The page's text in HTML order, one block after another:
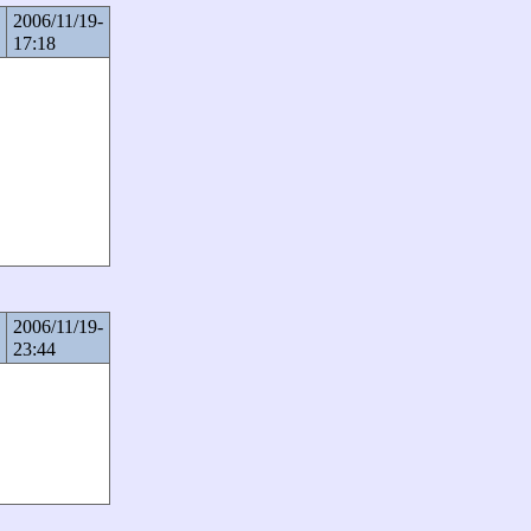
2006/11/19-
17:18
2006/11/19-
23:44